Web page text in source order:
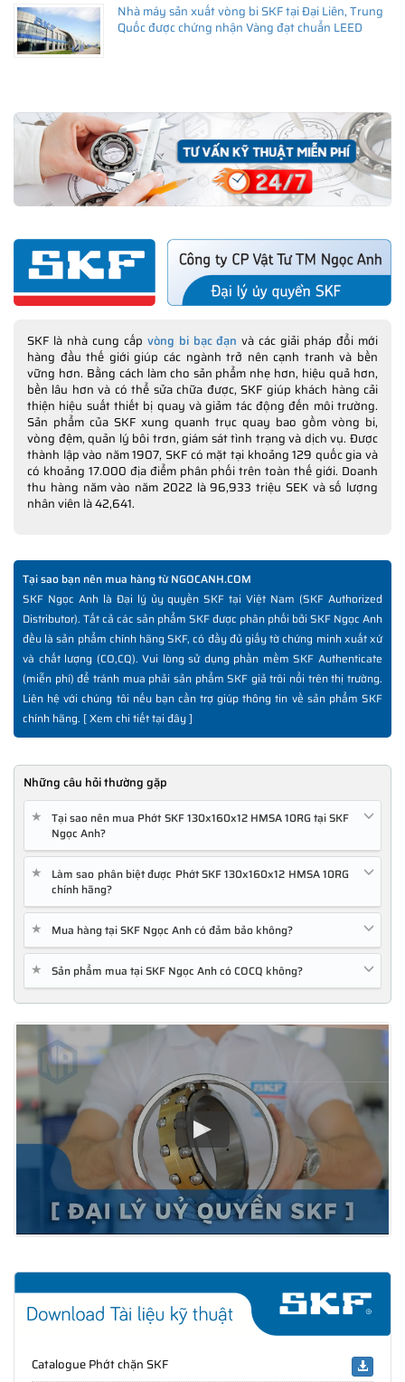
Nhà máy sản xuất vòng bi SKF tại Đại Liên, Trung
Quốc được chứng nhận Vàng đạt chuẩn LEED
SKF là nhà cung cấp vòng bi bạc đạn và các giải pháp đổi mới
hàng đầu thế giới giúp các ngành trở nên cạnh tranh và bền
vững hơn. Bằng cách làm cho sản phẩm nhẹ hơn, hiệu quả hơn,
bền lâu hơn và có thể sửa chữa được, SKF giúp khách hàng cải
thiện hiệu suất thiết bị quay và giảm tác động đến môi trường.
Sản phẩm của SKF xung quanh trục quay bao gồm vòng bi,
vòng đệm, quản lý bôi trơn, giám sát tình trạng và dịch vụ. Được
thành lập vào năm 1907, SKF có mặt tại khoảng 129 quốc gia và
có khoảng 17.000 địa điểm phân phối trên toàn thế giới. Doanh
thu hàng năm vào năm 2022 là 96,933 triệu SEK và số lượng
nhân viên là 42,641.
Tại sao bạn nên mua hàng từ NGOCANH.COM
SKF Ngọc Anh là Đại lý ủy quyền SKF tại Việt Nam (SKF Authorized
Distributor). Tất cả các sản phẩm SKF được phân phối bởi SKF Ngọc Anh
đều là sản phẩm chính hãng SKF, có đầy đủ giấy tờ chứng minh xuất xứ
và chất lượng (CO,CQ). Vui lòng sử dụng phần mềm SKF Authenticate
(miễn phí) để tránh mua phải sản phẩm SKF giả trôi nổi trên thị trường.
Liên hệ với chúng tôi nếu bạn cần trợ giúp thông tin về sản phẩm SKF
chính hãng. [Xem chi tiết tại đây]
Những câu hỏi thường gặp
★
Tại sao nên mua Phớt SKF 130x160x12 HMSA 10RG tại SKF
Ngọc Anh?
★
Làm sao phân biệt được Phớt SKF 130x160x12 HMSA 10RG
chính hãng?
★ Mua hàng tại SKF Ngọc Anh có đảm bảo không?
★ Sản phẩm mua tại SKF Ngọc Anh có COCQ không?
Catalogue Phớt chặn SKF